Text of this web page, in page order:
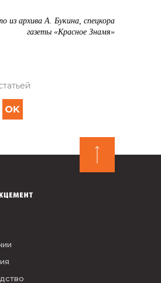
из архива А. Букина, спецкора
газеты «Красное Знамя»